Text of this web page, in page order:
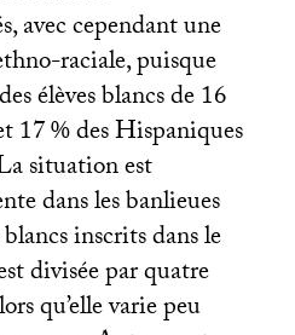
avec cependant une
raciale, puisque
élèves blancs de 16
17% des Hispaniques
situation est
dans les banlieues
inscrits dans le
divisée par quatre
qu’elle varie peu